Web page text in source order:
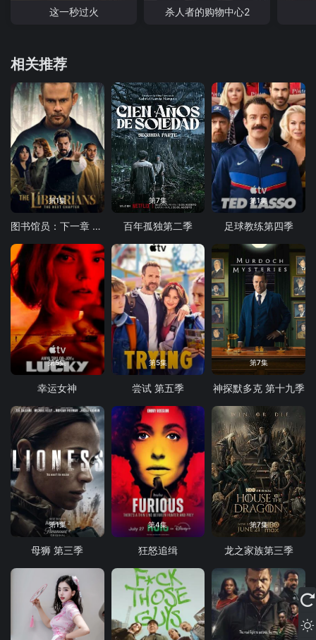
这一秒过火 杀人者的购物中心2
相关推荐
第1集
图书馆员：下一章 第二季
第7集
百年孤独第二季
第1集
足球教练第四季
第5集
幸运女神
第5集
尝试 第五季
第7集
神探默多克 第十九季
第1集
母狮 第三季
第4集
狂怒追缉
第7集
龙之家族第三季